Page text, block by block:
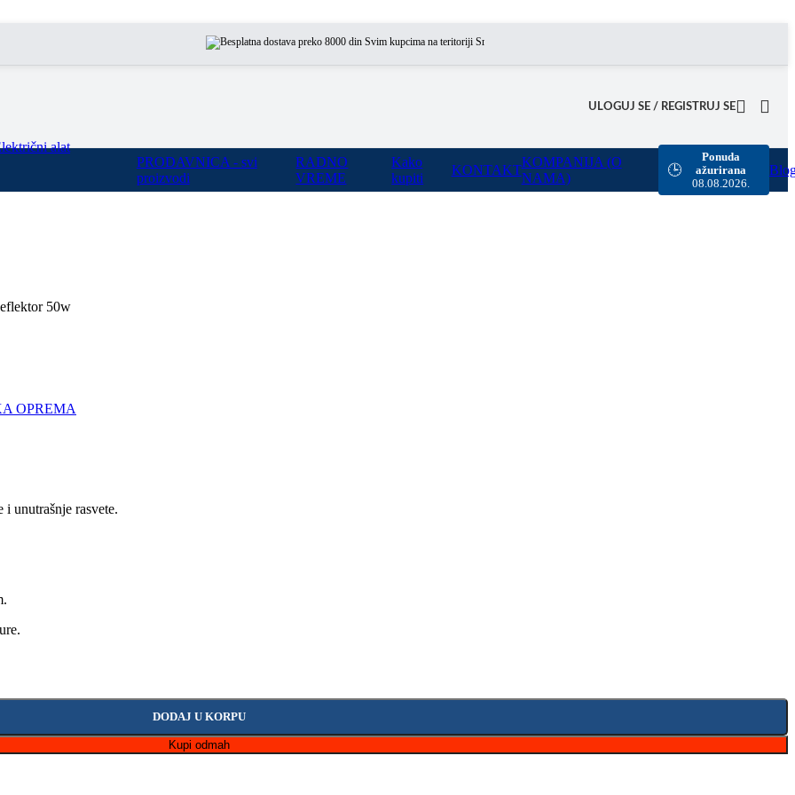
Svim kupcima na teritoriji Srbije omogućili smo besplatnu dostavu za sve porudžbine sa našeg sajta u
ULOGUJ SE / REGISTRUJ SE
alat
OPREMA
PRODAVNICA - svi
proizvodi
RADNO
VREME
Kako
kupiti
KONTAKT
KOMPANIJA (O
NAMA)
🕒
Ponuda
ažurirana
08.08.2026.
50w
unutrašnje rasvete.
DODAJ U KORPU
Kupi odmah